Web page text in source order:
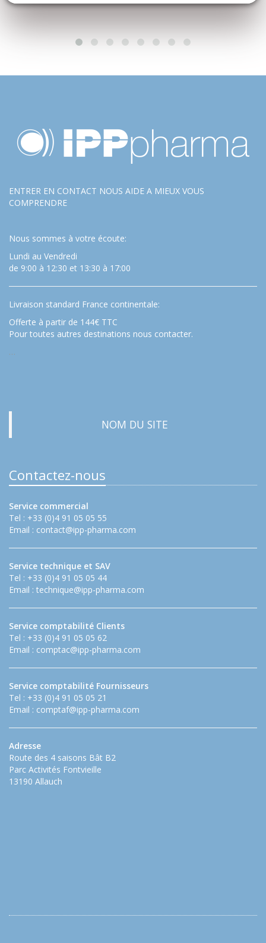
ENTRER EN CONTACT NOUS AIDE A MIEUX VOUS
COMPRENDRE
Nous sommes à votre écoute:
Lundi au Vendredi
de 9:00 à 12:30 et 13:30 à 17:00
Livraison standard France continentale:
Offerte à partir de 144€ TTC
Pour toutes autres destinations nous contacter.
…
NOM DU SITE
Contactez-nous
Service commercial
Tel : +33 (0)4 91 05 05 55
Email : contact@ipp-pharma.com
Service technique et SAV
Tel : +33 (0)4 91 05 05 44
Email : technique@ipp-pharma.com
Service comptabilité Clients
Tel : +33 (0)4 91 05 05 62
Email : comptac@ipp-pharma.com
Service comptabilité Fournisseurs
Tel : +33 (0)4 91 05 05 21
Email : comptaf@ipp-pharma.com
Adresse
Route des 4 saisons Bât B2
Parc Activités Fontvieille
13190 Allauch